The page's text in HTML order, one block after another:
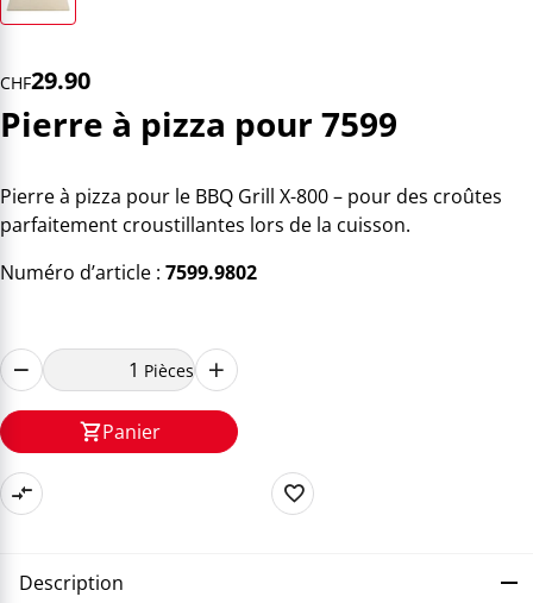
CHF29.90
Pierre à pizza pour 7599
Pierre à pizza pour le BBQ Grill X-800 – pour des croûtes
parfaitement croustillantes lors de la cuisson.
Numéro d’article : 7599.9802
Pièces
Panier
Description